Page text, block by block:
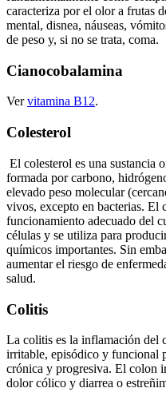
caracteriza por el olor a frutas
mental, disnea, náuseas,
de peso y, si no se trata, coma.
Cianocobalamina
Vervitamina B12.
Colesterol
El colesterol es una sustancia
formada por carbono,
elevado peso molecular
vivos, excepto en bacterias. El
funcionamiento adecuado del
células y se utiliza para
químicos importantes. Sin
aumentar el riesgo de
salud.
Colitis
La colitis es la inflamación del
irritable, episódico y funcional
crónica y progresiva. El colon
dolor cólico y diarrea o